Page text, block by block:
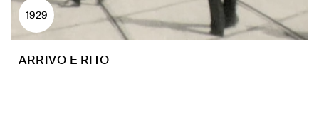
1929
ARRIVO E RITO